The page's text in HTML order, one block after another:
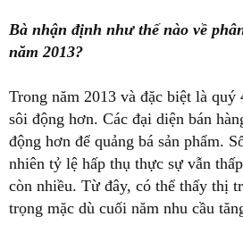
Bà nhận định như thế nào về
năm 2013?
Trong năm 2013 và đặc biệt là
sôi động hơn. Các đại diện bán
động hơn để quảng bá sản phẩm.
nhiên tỷ lệ hấp thụ thực sự vẫn
còn nhiều. Từ đây, có thể thấy thị
trọng mặc dù cuối năm nhu cầu